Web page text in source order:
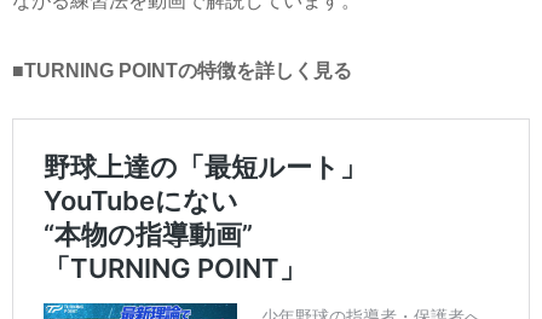
■TURNING POINTの特徴を詳しく見る